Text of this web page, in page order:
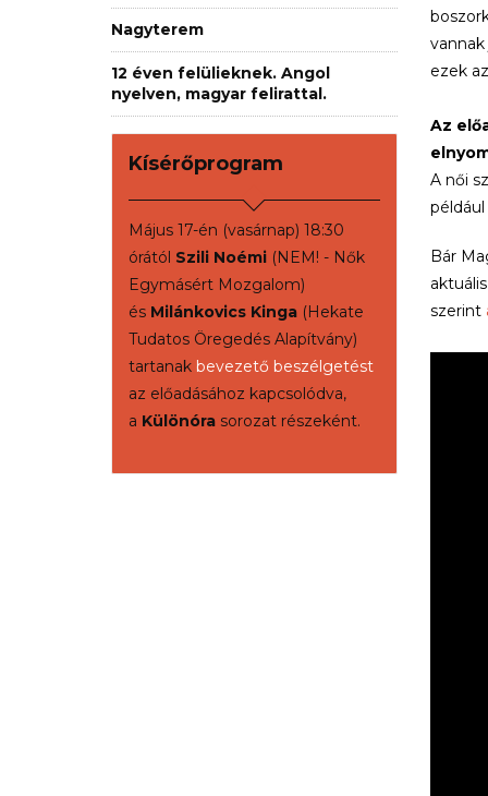
Nagyterem
12 éven felülieknek. Angol
nyelven, magyar felirattal.
Kísérőprogram
Május 17-én (vasárnap) 18:30
órától Szili Noémi (NEM! - Nők
Egymásért Mozgalom)
és Milánkovics Kinga (Hekate
Tudatos Öregedés Alapítvány)
tartanak bevezető beszélgetést
az előadásához kapcsolódva,
a Különóra sorozat részeként.
ezek
Az
A női
Bár
szerint